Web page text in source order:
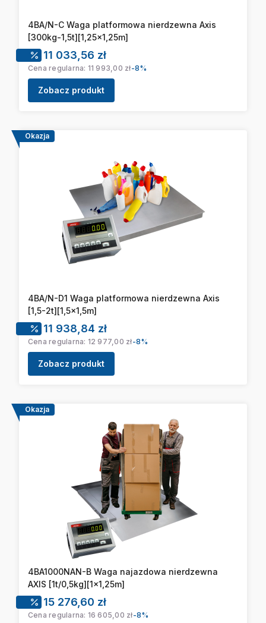
4BA/N-C Waga platformowa nierdzewna Axis
[300kg-1,5t][1,25x1,25m]
Cena promocyjna
11 033,56 zł
Cena regularna: 11 993,00 zł-8%
Zobacz produkt
Okazja
4BA/N-D1 Waga platformowa nierdzewna Axis
[1,5-2t][1,5x1,5m]
Cena promocyjna
11 938,84 zł
Cena regularna: 12 977,00 zł-8%
Zobacz produkt
Okazja
4BA1000NAN-B Waga najazdowa nierdzewna
AXIS [1t/0,5kg][1x1,25m]
Cena promocyjna
15 276,60 zł
Cena regularna: 16 605,00 zł-8%